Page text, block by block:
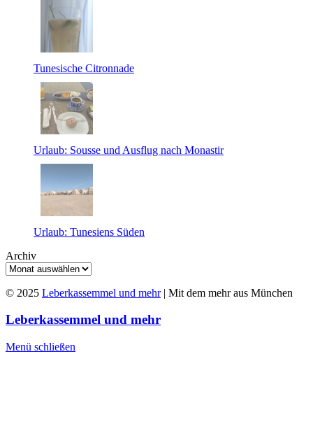
Tunesische Citronnade
Urlaub: Sousse und Ausflug nach Monastir
Urlaub: Tunesiens Süden
Archiv
© 2025 Leberkassemmel und mehr| Mit dem mehr aus München
Leberkassemmel und mehr
Menü schließen